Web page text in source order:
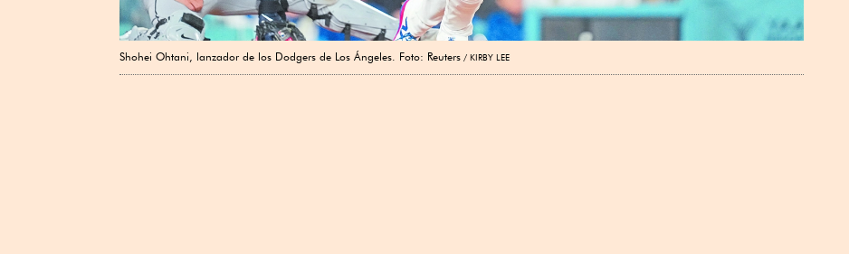
Shohei Ohtani, lanzador de los Dodgers de Los Ángeles. Foto: Reuters KIRBY LEE